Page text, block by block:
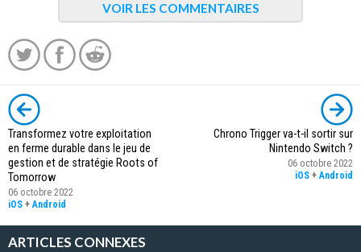
VOIR LES COMMENTAIRES
Transformez votre exploitation
en ferme durable dans le jeu de
gestion et de stratégie Roots of
Tomorrow
06 octobre 2022
iOS +Android
Chrono Trigger va-t-il sortir sur
Nintendo Switch ?
06 octobre 2022
iOS +Android
ARTICLES CONNEXES